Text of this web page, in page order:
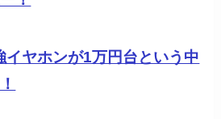
ヤホンが1万円台という中